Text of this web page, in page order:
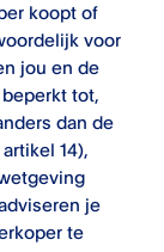
koopt of
voor
jou en de
tot,
dan de
14),
je
te